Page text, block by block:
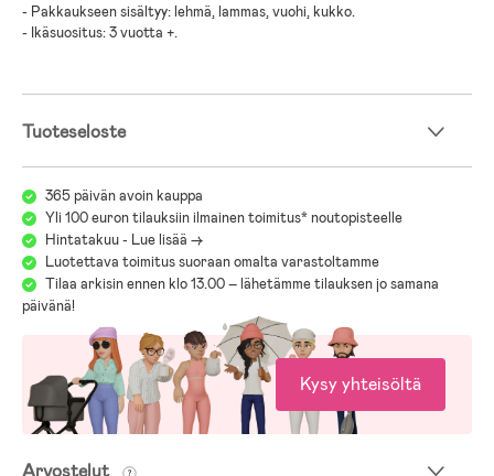
- Pakkaukseen sisältyy: lehmä, lammas, vuohi, kukko.
- Ikäsuositus: 3 vuotta +.
Tuoteseloste
365 päivän avoin kauppa
Yli 100 euron tilauksiin ilmainen toimitus* noutopisteelle
Hintatakuu - Lue lisää ->
Luotettava toimitus suoraan omalta varastoltamme
Tilaa arkisin ennen klo 13.00 – lähetämme tilauksen jo samana
päivänä!
Kysy yhteisöltä
Arvostelut